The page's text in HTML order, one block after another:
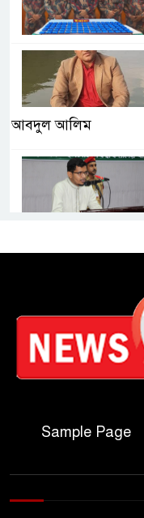
আবদুল আলিম
Sample Page